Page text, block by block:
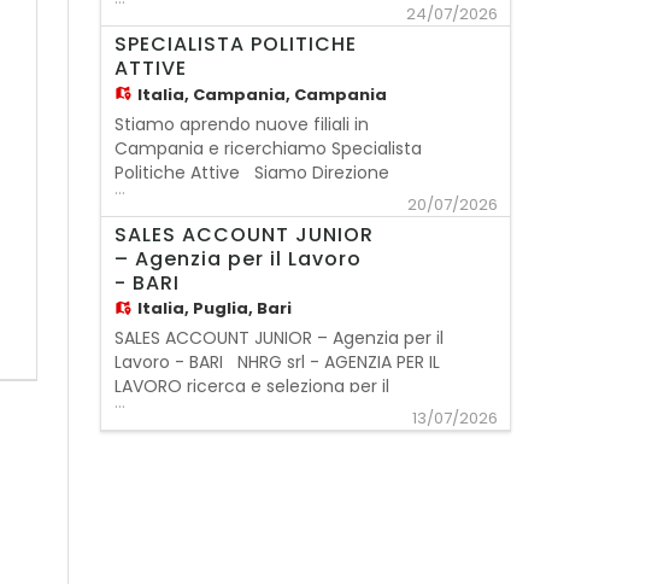
HR Generalist Categoria protetta
Chi siamo Siamo un'azienda a capitale
interamente italiano, negli ultimi tre
anni abbiamo registrato una crescita
24/07/2026
SPECIALISTA POLITICHE
ATTIVE
Italia, Campania, Campania
Stiamo aprendo nuove filiali in
Campania e ricerchiamo Specialista
Politiche Attive Siamo Direzione
Lavoro Group, una realtà a capitale
interamente italiano che negli ultimi
anni ha intrapreso un importante
percorso di crescita e sviluppo sul
territorio nazionale. La nostra
evoluzione è il risulta
...
20/07/2026
SALES ACCOUNT JUNIOR
– Agenzia per il Lavoro
- BARI
Italia, Puglia, Bari
SALES ACCOUNT JUNIOR – Agenzia per il
Lavoro - BARI NHRG srl - AGENZIA PER IL
LAVORO ricerca e seleziona per il
proprio STAFF INTERNO: - Sales
Account Junior per la filiale di Bari
...
13/07/2026